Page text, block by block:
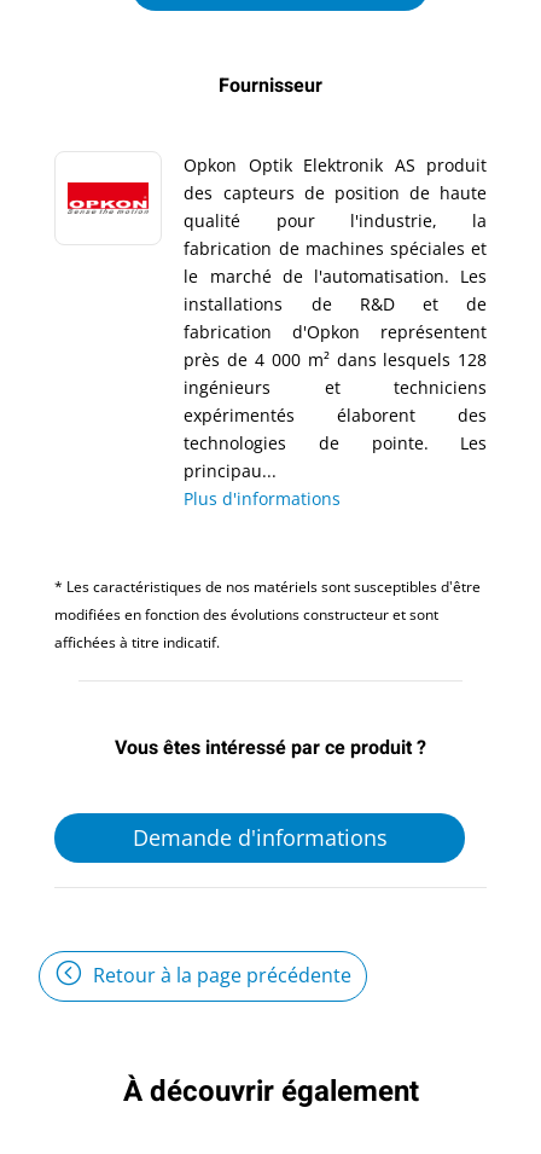
Fournisseur
Opkon Optik Elektronik AS produit
des capteurs de position de haute
qualité pour l'industrie, la
fabrication de machines spéciales et
le marché de l'automatisation. Les
installations de R&D et de
fabrication d'Opkon représentent
près de 4 000 m² dans lesquels 128
ingénieurs et techniciens
expérimentés élaborent des
technologies de pointe. Les
principau...
Plus d'informations
* Les caractéristiques de nos matériels sont susceptibles d'être
modifiées en fonction des évolutions constructeur et sont
affichées à titre indicatif.
Vous êtes intéressé par ce produit ?
Demande d'informations
Retour à la page précédente
À découvrir également